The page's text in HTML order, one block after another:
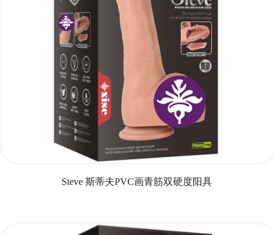
Steve 斯蒂夫PVC画青筋双硬度阳具